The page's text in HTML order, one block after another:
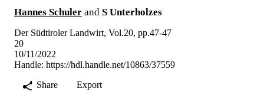
Hannes Schuler and S Unterholzes
Der Südtiroler Landwirt, Vol.20, pp.47-47
20
10/11/2022
Handle: https://hdl.handle.net/10863/37559
Share
Export